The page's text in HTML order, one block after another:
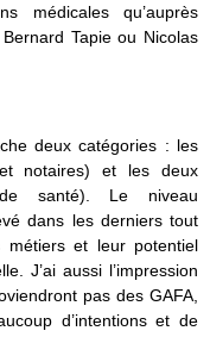
médicales qu’auprès
Tapie ou Nicolas
deux catégories : les
notaires) et les deux
de santé). Le niveau
dans les derniers tout
métiers et leur potentiel
J’ai aussi l’impression
pas des GAFA,
d’intentions et de